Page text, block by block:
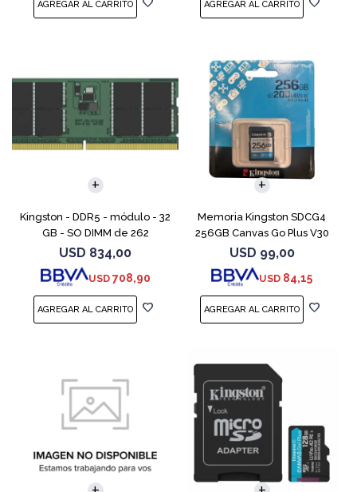
Kingston - DDR5 - módulo - 32
GB - SO DIMM de 262
contactos - 5600 MT/s / PC5-
44800 - CL46 - 1.1 V - sin
búfer - no ECC
USD 834,00
USD 708,90
Memoria Kingston SDCG4
256GB Canvas Go Plus V30
USD 99,00
USD 84,15